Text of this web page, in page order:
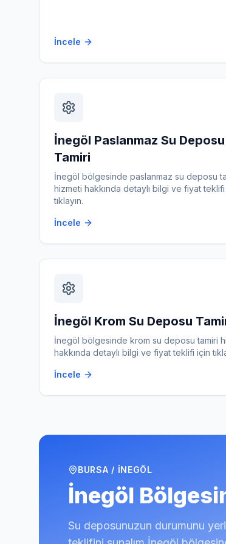
İncele
İnegöl Paslanmaz Su Deposu
Tamiri
İnegöl bölgesinde paslanmaz su deposu
hizmeti hakkında detaylı bilgi ve fiyat
tıklayın.
İncele
İnegöl Krom Su Deposu
İnegöl bölgesinde krom su deposu tamiri
hakkında detaylı bilgi ve fiyat teklifi için
İncele
BURSA / İNEGÖL
İnegöl
Su deposunuzun durumunu